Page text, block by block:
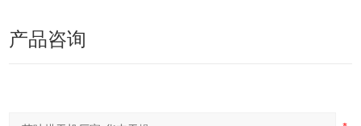
产品咨询